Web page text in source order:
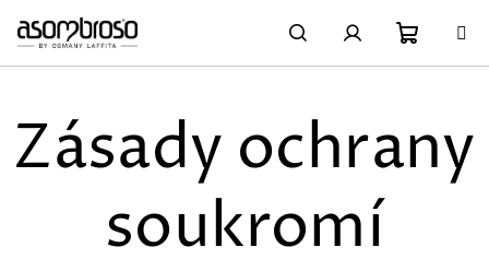
na
obsah
HledatPřihlášení
košík
Zásady ochrany
soukromí